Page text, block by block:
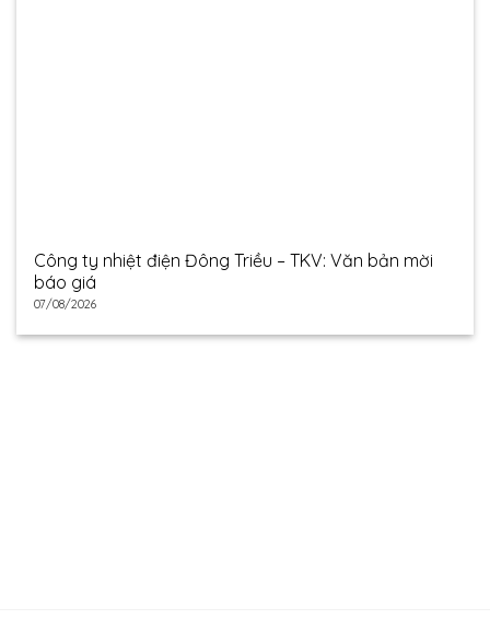
Công ty nhiệt điện Đông Triều – TKV: Văn bản mời
báo giá
07/08/2026